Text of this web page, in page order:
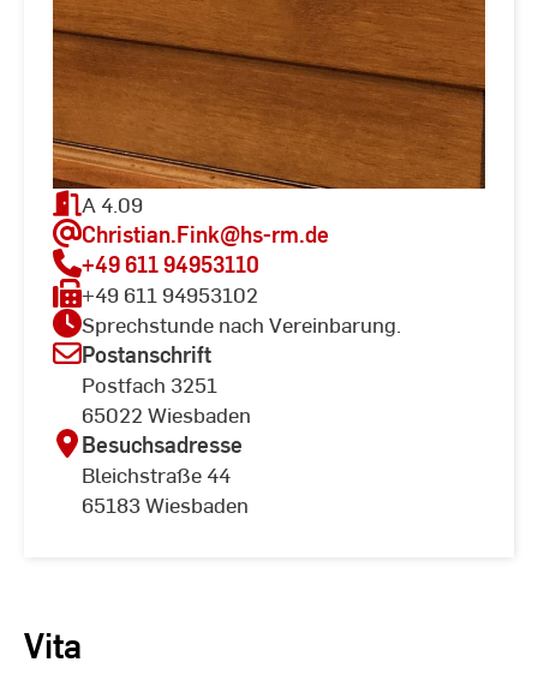
A 4.09
Christian.Fink@hs-rm.de
+49 611 94953110
+49 611 94953102
Sprechstunde nach Vereinbarung.
Postanschrift
Postfach 3251
65022 Wiesbaden
Besuchsadresse
Bleichstraße 44
65183 Wiesbaden
Vita